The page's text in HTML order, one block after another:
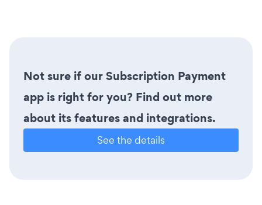
Not sure if our Subscription Payment
app is right for you? Find out more
about its features and integrations.
See the details